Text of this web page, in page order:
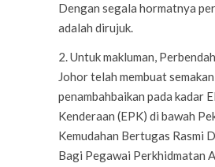
Dengan segala hormatnya
adalah dirujuk.
2. Untuk makluman,
Johor telah membuat
penambahbaikan pada kadar
Kenderaan (EPK) di bawah
Kemudahan Bertugas Rasmi
Bagi Pegawai Perkhidmatan